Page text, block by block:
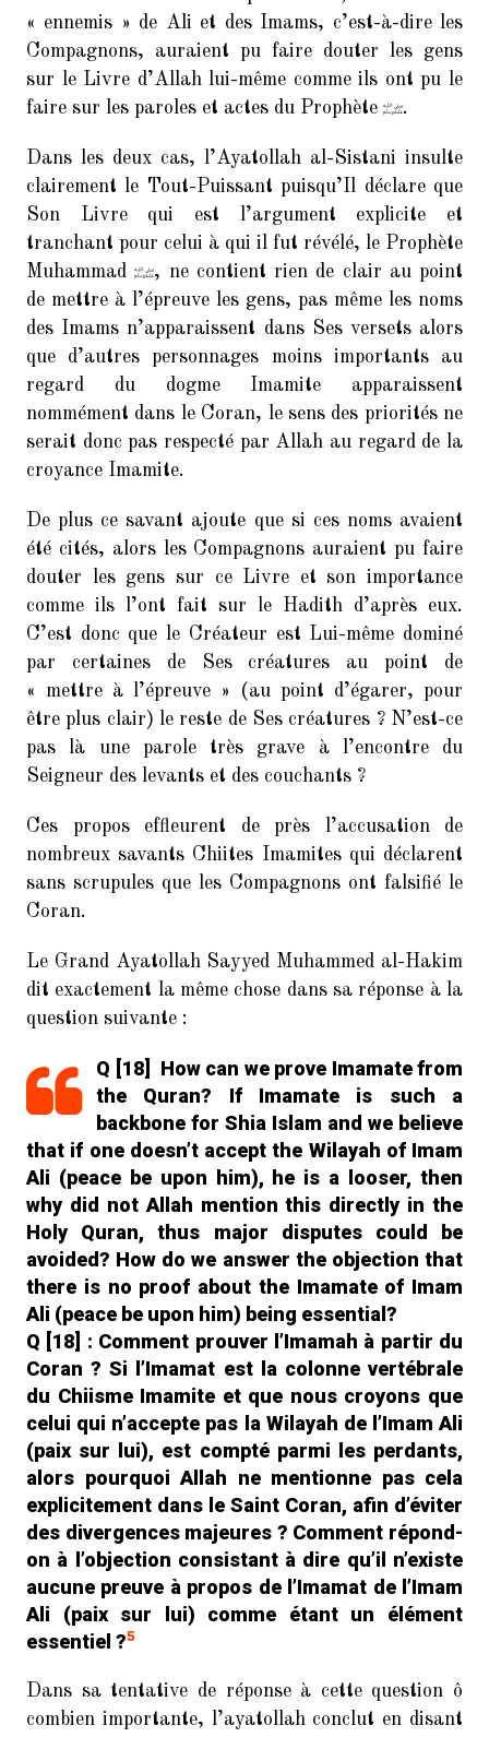
« ennemis » de Ali et des Imams, c’est-à-dire les
Compagnons, auraient pu faire douter les gens
sur le Livre d’Allah lui-même comme ils ont pu le
faire sur les paroles et actes du Prophète
.
Dans les deux cas, l’Ayatollah al-Sistani insulte
clairement le Tout-Puissant puisqu’Il déclare que
Son Livre qui est l’argument explicite et
tranchant pour celui à qui il fut révélé, le Prophète
Muhammad
, ne contient rien de clair au point
de mettre à l’épreuve les gens, pas même les noms
des Imams n’apparaissent dans Ses versets alors
que d’autres personnages moins importants au
regard du dogme Imamite apparaissent
nommément dans le Coran, le sens des priorités ne
serait donc pas respecté par Allah au regard de la
croyance Imamite.
De plus ce savant ajoute que si ces noms avaient
été cités, alors les Compagnons auraient pu faire
douter les gens sur ce Livre et son importance
comme ils l’ont fait sur le Hadith d’après eux.
C’est donc que le Créateur est Lui-même dominé
par certaines de Ses créatures au point de
« mettre à l’épreuve » (au point d’égarer, pour
être plus clair) le reste de Ses créatures ? N’est-ce
pas là une parole très grave à l’encontre du
Seigneur des levants et des couchants ?
Ces propos effleurent de près l’accusation de
nombreux savants Chiites Imamites qui déclarent
sans scrupules que les Compagnons ont falsifié le
Coran.
Le Grand Ayatollah Sayyed Muhammed al-Hakim
dit exactement la même chose dans sa réponse à la
question suivante :
Q [18]
How can we prove Imamate from
the Quran? If Imamate is such a
backbone for Shia Islam and we believe
that if one doesn’t accept the Wilayah of Imam
Ali (peace be upon him), he is a looser, then
why did not Allah mention this directly in the
Holy Quran, thus major disputes could be
avoided? How do we answer the objection that
there is no proof about the Imamate of Imam
Ali (peace be upon him) being essential?
Q [18] : Comment prouver l’Imamah à partir du
Coran ? Si l’Imamat est la colonne vertébrale
du Chiisme Imamite et que nous croyons que
celui qui n’accepte pas la Wilayah de l’Imam Ali
(paix sur lui), est compté parmi les perdants,
alors pourquoi Allah ne mentionne pas cela
explicitement dans le Saint Coran, afin d’éviter
des divergences majeures ? Comment répond-
on à l’objection consistant à dire qu’il n’existe
aucune preuve à propos de l’Imamat de l’Imam
Ali (paix sur lui) comme étant un élément
essentiel ?5
Dans sa tentative de réponse à cette question ô
combien importante, l’ayatollah conclut en disant